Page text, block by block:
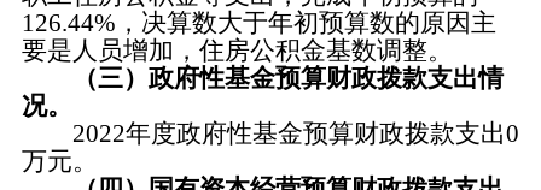
126.44%，决算数大于年初预算数的原因主
要是人员增加，住房公积金基数调整。
（三）政府性基金预算财政拨款支出情
况。
2022年度政府性基金预算财政拨款支出0
万元。